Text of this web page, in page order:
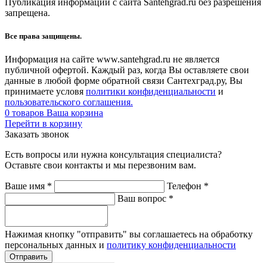
запрещена.
Все права защищены.
Информация на сайте www.santehgrad.ru не является
публичной офертой. Каждый раз, когда Вы оставляете свои
данные в любой форме обратной связи Сантехград.ру, Вы
принимаете условя политики конфиденциальности и
пользовательского соглашения.
0 товаров Ваша корзина
Перейти в корзину
Заказать звонок
Есть вопросы или нужна консультация специалиста?
Оставьте свои контакты и мы перезвоним вам.
Ваше имя * Телефон *
Ваш вопрос *
Нажимая кнопку "отправить" вы соглашаетесь на обработку
персональных данных и политику конфиденциальности